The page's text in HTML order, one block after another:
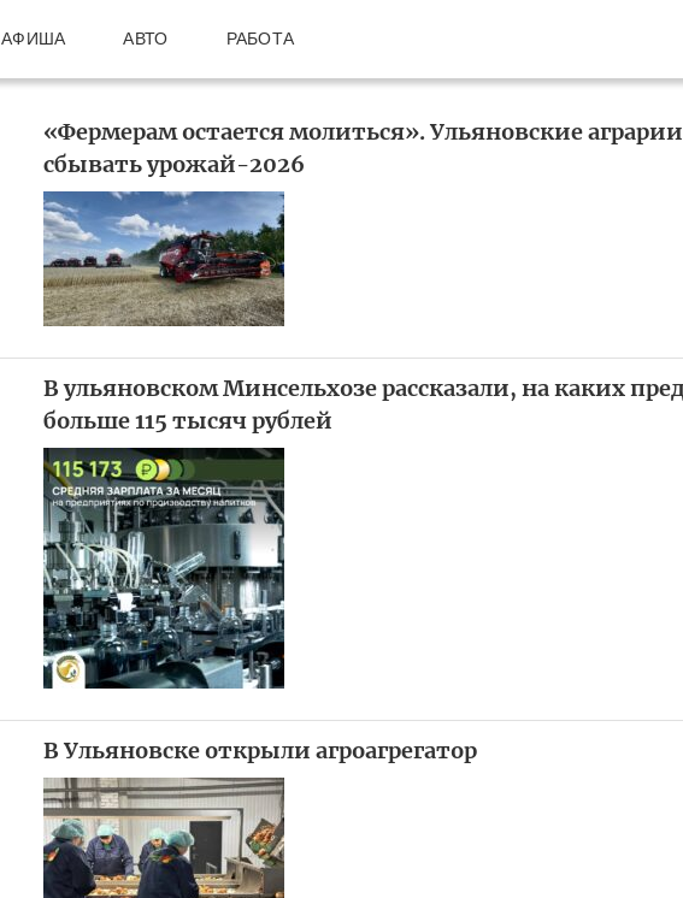
АФИША АВТО РАБОТА
«Фермерам остается молиться». Ульяновские
сбывать урожай-2026
В ульяновском Минсельхозе рассказали, на каких
больше 115 тысяч рублей
В Ульяновске открыли агроагрегатор